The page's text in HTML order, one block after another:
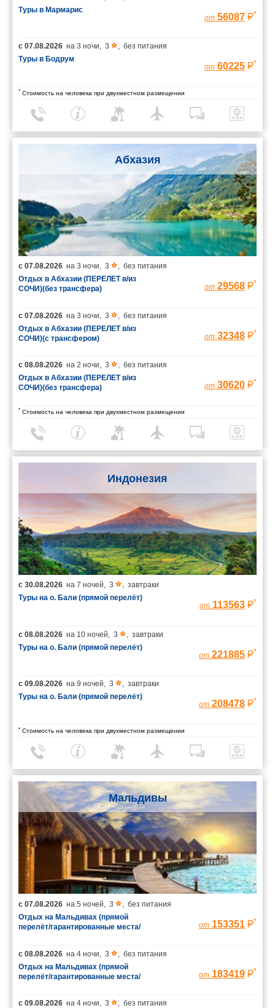
Туры в Мармарис
от 56087 *
с 07.08.2026 на 3 ночи, 3 , без питания
Туры в Бодрум
от 60225 *
* Стоимость на человека при двухместном размещении
Абхазия
с 07.08.2026 на 3 ночи, 3 , без питания
Отдых в Абхазии (ПЕРЕЛЕТ в/из
СОЧИ)(без трансфера)
от 29568 *
с 07.08.2026 на 3 ночи, 3 , без питания
Отдых в Абхазии (ПЕРЕЛЕТ в/из
СОЧИ)(с трансфером)
от 32348 *
с 08.08.2026 на 2 ночи, 3 , без питания
Отдых в Абхазии (ПЕРЕЛЕТ в/из
СОЧИ)(без трансфера)
от 30620 *
* Стоимость на человека при двухместном размещении
Индонезия
с 30.08.2026 на 7 ночей, 3 , завтраки
Туры на о. Бали (прямой перелёт)
от 113563 *
с 08.08.2026 на 10 ночей, 3 , завтраки
Туры на о. Бали (прямой перелёт)
от 221885 *
с 09.08.2026 на 9 ночей, 3 , завтраки
Туры на о. Бали (прямой перелёт)
от 208478 *
* Стоимость на человека при двухместном размещении
Мальдивы
с 07.08.2026 на 5 ночей 3
без питания
Отдых на Мальдивах (прямой
перелёт/гарантированные места/
от 153351 *
с 08.08.2026 на 4 ночи 3
без питания
Отдых на Мальдивах (прямой
перелёт/гарантированные места/
от 183419 *
с 09.08.2026 на 4 ночи 3
без питания